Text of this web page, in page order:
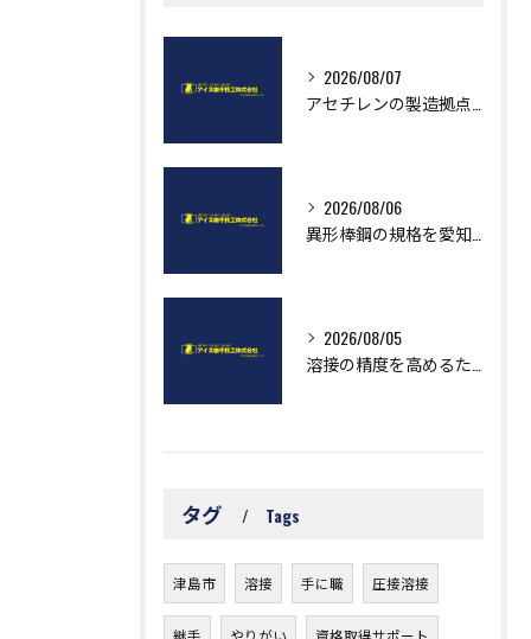
2026/08/07
2026/08/06
2026/08/05
タグ Tags
津島市 溶接 手に職 圧接溶接
継手 やりがい 資格取得サポート